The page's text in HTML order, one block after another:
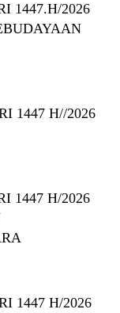
1447.H/2026
1447 H//2026
1447 H/2026
1447 H/2026